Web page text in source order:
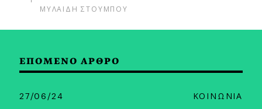
ΜΥΛΑΙΔΗ ΣΤΟΥΜΠΟΥ
ΕΠΟΜΕΝΟ ΑΡΘΡΟ
27/06/24 ΚΟΙΝΩΝΙΑ